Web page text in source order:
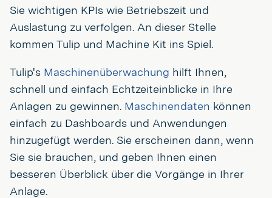
Sie wichtigen KPIs wie Betriebszeit und
Auslastung zu verfolgen. An dieser Stelle
kommen Tulip und Machine Kit ins Spiel.
Tulip's Maschinenüberwachung hilft Ihnen,
schnell und einfach Echtzeiteinblicke in Ihre
Anlagen zu gewinnen. Maschinendaten können
einfach zu Dashboards und Anwendungen
hinzugefügt werden. Sie erscheinen dann, wenn
Sie sie brauchen, und geben Ihnen einen
besseren Überblick über die Vorgänge in Ihrer
Anlage.